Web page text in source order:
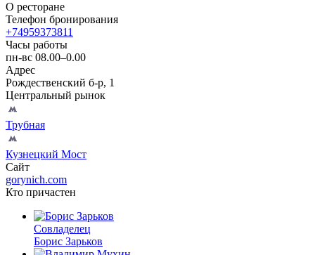
О ресторане
Телефон бронирования
+74959373811
Часы работы
пн-вс 08.00–0.00
Адрес
Рождественский б-р, 1
Центральный рынок
Трубная
Кузнецкий Мост
Сайт
gorynich.com
Кто причастен
Совладелец
Борис Зарьков